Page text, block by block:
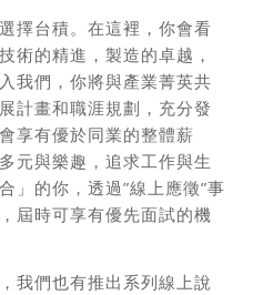
擇台積。在這裡，你會看
術的精進，製造的卓越，
我們，你將與產業菁英共
計畫和職涯規劃，充分發
享有優於同業的整體薪
元與樂趣，追求工作與生
」的你，透過”線上應徵”事
屆時可享有優先面試的機
我們也有推出系列線上說